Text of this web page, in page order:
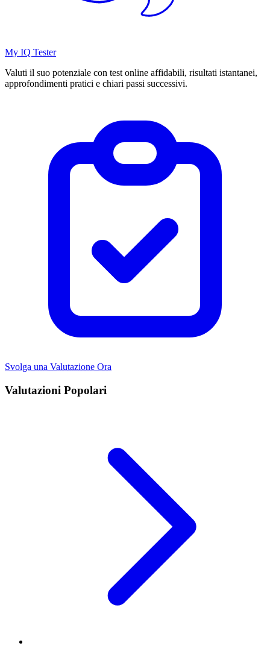
My IQ Tester
Valuti il suo potenziale con test online affidabili, risultati istantanei,
approfondimenti pratici e chiari passi successivi.
Svolga una Valutazione Ora
Valutazioni Popolari